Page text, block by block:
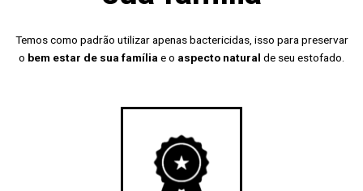
Temos como padrão utilizar apenas bactericidas, isso para preservar
o bem estar de sua família e o aspecto natural de seu estofado.